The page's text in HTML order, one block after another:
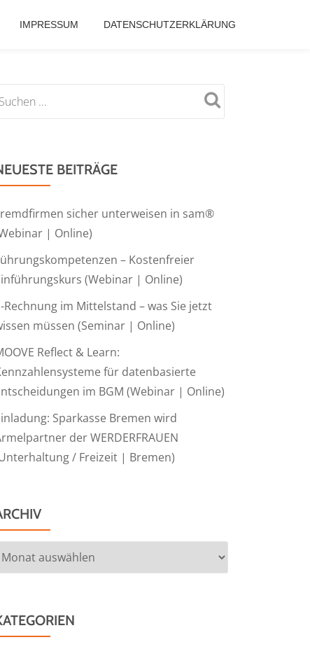
IMPRESSUM DATENSCHUTZERKLÄRUNG
BEITRÄGE
sicher unterweisen in sam®
| Online)
– Kostenfreier
(Webinar | Online)
Rechnung im Mittelstand – was Sie jetzt
müssen (Seminar | Online)
Reflect & Learn:
für datenbasierte
im BGM (Webinar | Online)
Sparkasse Bremen wird
der WERDERFRAUEN
/ Freizeit | Bremen)
Archiv